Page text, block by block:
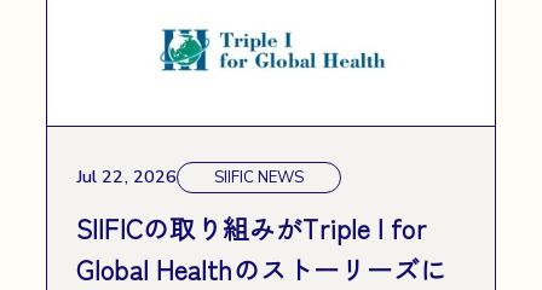
Jul 22, 2026 SIIFIC NEWS
SIIFICの取り組みがTriple I for
Global Healthのストーリーズに